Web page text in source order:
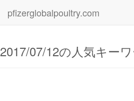
pfizerglobalpoultry.com
2017/07/12の人気キー